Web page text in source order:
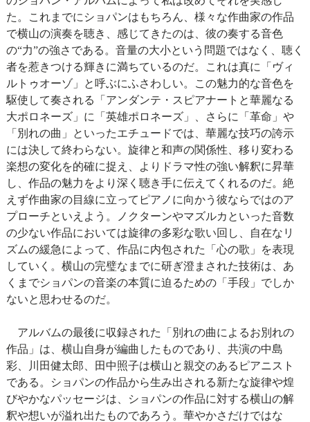
た。これまでにショパンはもちろん、様々な作曲家の作品
で横山の演奏を聴き、感じてきたのは、彼の奏する音色
の“力”の強さである。音量の大小という問題ではなく、聴く
者を惹きつける輝きに満ちているのだ。これは真に「ヴィ
ルトゥオーゾ」と呼ぶにふさわしい。この魅力的な音色を
駆使して奏される「アンダンテ・スピアナートと華麗なる
大ポロネーズ」に「英雄ポロネーズ」、さらに「革命」や
「別れの曲」といったエチュードでは、華麗な技巧の誇示
には決して終わらない。旋律と和声の関係性、移り変わる
楽想の変化を的確に捉え、よりドラマ性の強い解釈に昇華
し、作品の魅力をより深く聴き手に伝えてくれるのだ。絶
えず作曲家の目線に立ってピアノに向かう彼ならではのア
プローチといえよう。ノクターンやマズルカといった音数
の少ない作品においては旋律の多彩な歌い回し、自在なリ
ズムの緩急によって、作品に内包された「心の歌」を表現
していく。横山の完璧なまでに研ぎ澄まされた技術は、あ
くまでショパンの音楽の本質に迫るための「手段」でしか
ないと思わせるのだ。
アルバムの最後に収録された「別れの曲によるお別れの
作品」は、横山自身が編曲したものであり、共演の中島
彩、川田健太郎、田中照子は横山と親交のあるピアニスト
である。ショパンの作品から生み出される新たな旋律や煌
びやかなパッセージは、ショパンの作品に対する横山の解
釈や想いが溢れ出たものであろう。華やかさだけではな